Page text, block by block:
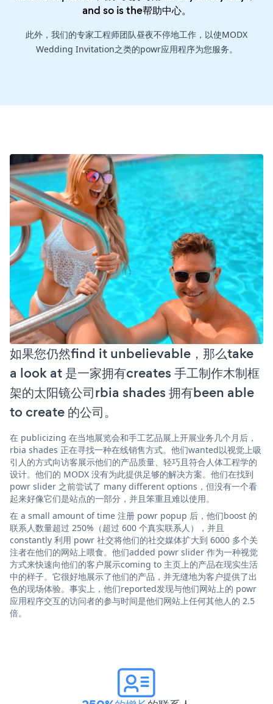
and so is the帮助中心。
此外，我们的专家工程师团队昼夜不停地工作，以使MODX
Wedding Invitation之类的powr应用程序为您服务。
如果您仍然find it unbelievable，那么take
a look at 是一家拥有creates 手工制作木制框
架的太阳镜公司rbia shades 拥有been able
to create 的公司。
在 publicizing 在当地展览会和手工艺品展上开展业务几个月后，
rbia shades 正在寻找一种在线销售方式。他们wanted以视觉上吸
引人的方式向访客展示他们的产品质量、轻巧且符合人体工程学的
设计。他们的 MODX 没有为此提供足够的解决方案。他们在找到
powr slider 之前尝试了 many different options，但没有一个看
起来好像它们是站点的一部分，并且笨重且难以使用。
在 a small amount of time 注册 powr popup 后，他们boost 的
联系人数量超过 250%（超过 600 个真实联系人），并且
constantly 利用 powr 社交将他们的社交媒体扩大到 6000 多个关
注者在他们的网站上喂食。他们added powr slider 作为一种视觉
方式来快速向他们的客户展示coming to 主页上的产品在现实生活
中的样子。它很好地展示了他们的产品，并无缝地为客户提供了出
色的现场体验。事实上，他们reported发现与他们网站上的 powr
应用程序交互的访问者的参与时间是他们网站上任何其他人的 2.5
倍。